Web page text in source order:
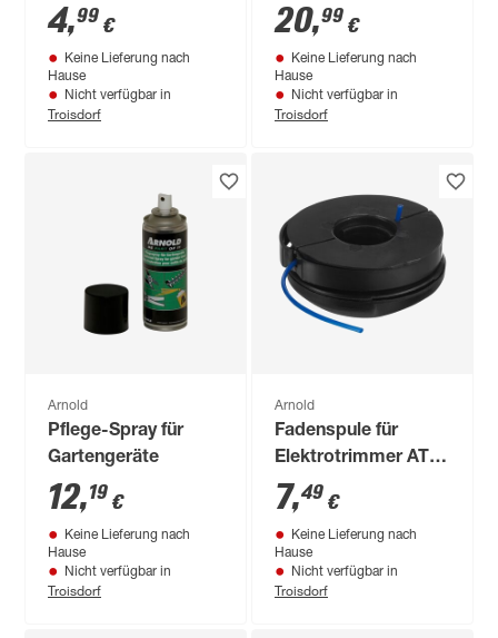
4,99 €
Keine Lieferung nach
Hause
Nicht verfügbar in
Troisdorf
20,99 €
Keine Lieferung nach
Hause
Nicht verfügbar in
Troisdorf
Arnold
Pflege-Spray für
Gartengeräte
12,19 €
Keine Lieferung nach
Hause
Nicht verfügbar in
Troisdorf
Arnold
Fadenspule für
Elektrotrimmer AT
5.2
7,49 €
Keine Lieferung nach
Hause
Nicht verfügbar in
Troisdorf